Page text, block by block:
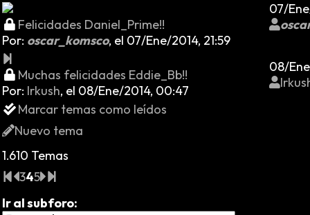
Felicidades Daniel_Prime!!
Por: oscar_komsco, el 07/Ene/2014, 21:59
07/
Muchas felicidades Eddie_Bb!!
Por: Irkush, el 08/Ene/2014, 00:47
08/
Marcar temas como leídos
Nuevo tema
1.610 Temas
345
Ir al subforo: